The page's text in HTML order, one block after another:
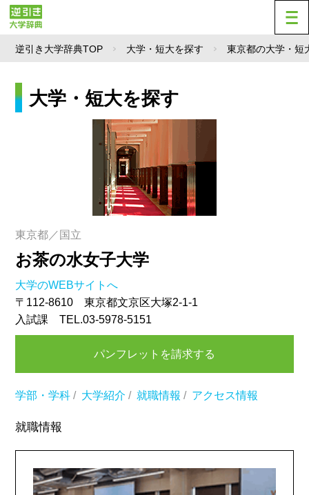
逆引き大学辞典TOP 大学・短大を探す 東京都の大学・短
大学・短大を探す
東京都／国立
お茶の水女子大学
大学のWEBサイトへ
〒112-8610 東京都文京区大塚2-1-1
入試課 TEL.03-5978-5151
パンフレットを請求する
学部・学科 / 大学紹介 / 就職情報 / アクセス情報
就職情報